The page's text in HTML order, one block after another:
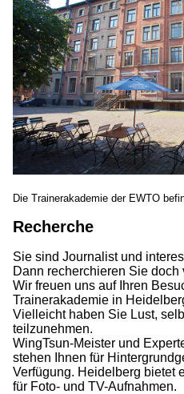
Die Trainerakademie der EWTO
Recherche
Sie sind Journalist und
Dann recherchieren Sie doch
Wir freuen uns auf Ihren
Trainerakademie in
Vielleicht haben Sie Lust,
teilzunehmen.
WingTsun-Meister und
stehen Ihnen für
Verfügung. Heidelberg bietet
für Foto- und TV-Aufnahmen.